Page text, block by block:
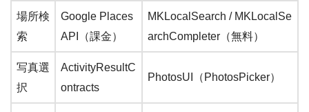
場所検
索
Google Places
API（課金）
MKLocalSearch / MKLocalSe
archCompleter（無料）
写真選
択
ActivityResultC
ontracts
PhotosUI（PhotosPicker）